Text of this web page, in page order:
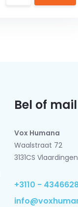
Bel of
Vox Humana
Waalstraat 72
3131CS Vlaardingen
+3110 -